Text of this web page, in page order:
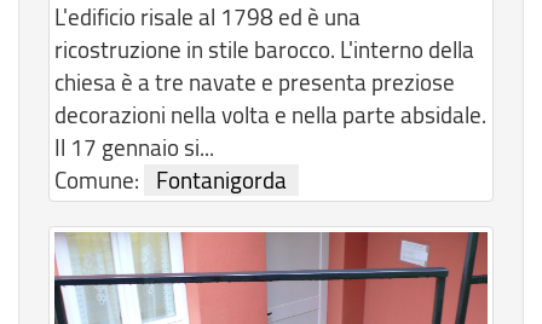
L'edificio risale al 1798 ed è una
ricostruzione in stile barocco. L'interno della
chiesa è a tre navate e presenta preziose
decorazioni nella volta e nella parte absidale.
Il 17 gennaio si...
Comune:
Fontanigorda